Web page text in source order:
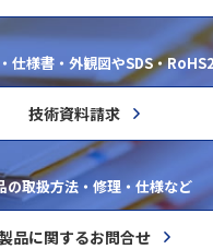
仕様書・外観図やSDS・
技術資料請求
の取扱方法・修理・仕様など
品に関するお問合せ